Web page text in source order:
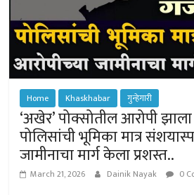
Home Khaskhabar गुन्हेगारी
‘अखेर’ पोक्सोतील आरोपी
पोलिसांची भूमिका मात्र
जामीनाचा मार्ग केला प्रशस्त..
March 21, 2026 Dainik Nayak 0